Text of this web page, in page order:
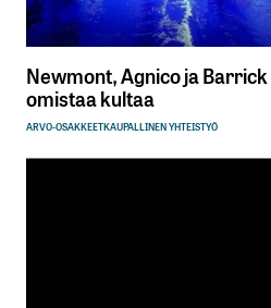
Newmont, Agnico ja
omistaa kultaa
ARVO-OSAKKEETKAUPALLINEN YHTEISTYÖ